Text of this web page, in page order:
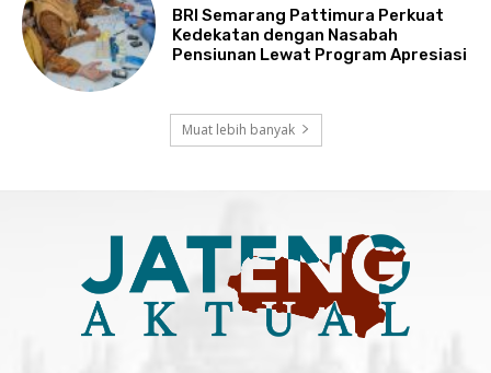
BRI Semarang Pattimura Perkuat
Kedekatan dengan Nasabah
Pensiunan Lewat Program Apresiasi
Muat lebih banyak